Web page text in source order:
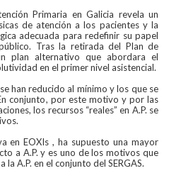
Primaria en Galicia revela un
de atención a los pacientes y la
adecuada para redefinir su papel
Tras la retirada del Plan de
plan alternativo que abordara el
en el primer nivel asistencial.
han reducido al mínimo y los que se
conjunto, por este motivo y por las
los recursos “reales” en A.P. se
EOXIs , ha supuesto una mayor
a A.P. y es uno de los motivos que
A.P. en el conjunto del SERGAS.